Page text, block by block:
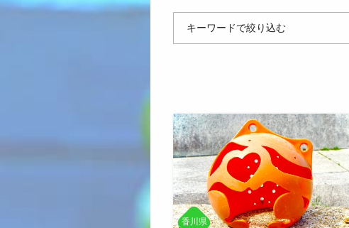
キーワードで絞り込む
香川県